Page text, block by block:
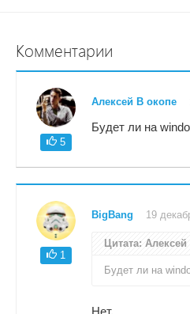
Комментарии
5
Алексей В окопе
Будет ли на
1
BigBang 19
Цитата:
Будет ли на
Нет.